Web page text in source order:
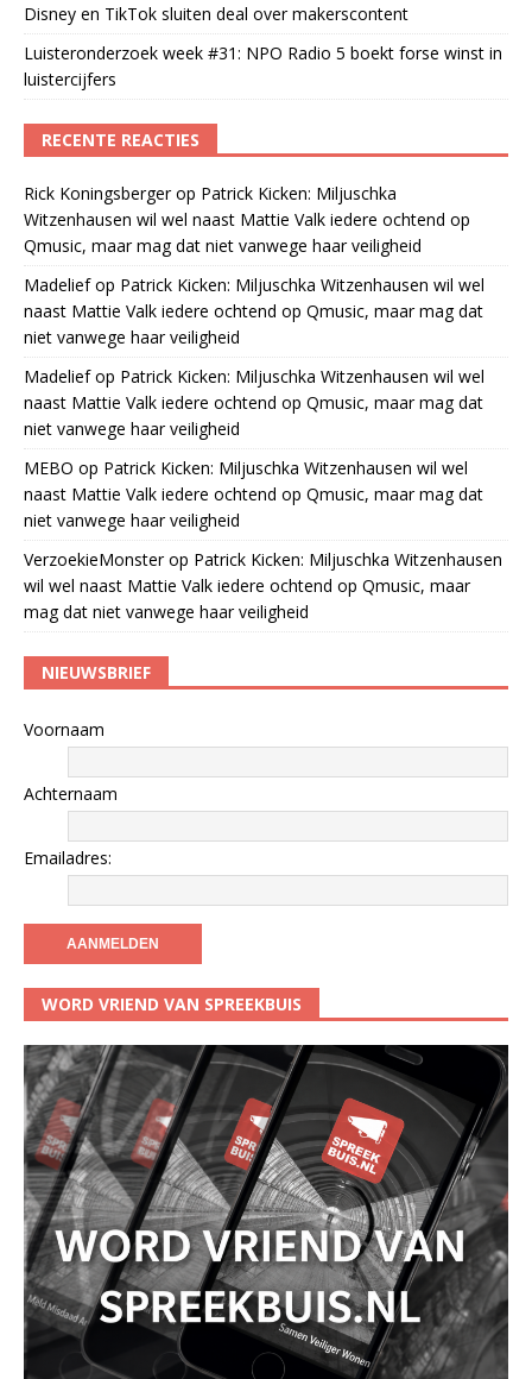
Disney en TikTok sluiten deal over makerscontent
Luisteronderzoek week #31: NPO Radio 5 boekt forse winst in
luistercijfers
RECENTE REACTIES
Rick Koningsbergerop Patrick Kicken: Miljuschka
Witzenhausen wil wel naast Mattie Valk iedere ochtend op
Qmusic, maar mag dat niet vanwege haar veiligheid
Madeliefop Patrick Kicken: Miljuschka Witzenhausen wil wel
naast Mattie Valk iedere ochtend op Qmusic, maar mag dat
niet vanwege haar veiligheid
Madeliefop Patrick Kicken: Miljuschka Witzenhausen wil wel
naast Mattie Valk iedere ochtend op Qmusic, maar mag dat
niet vanwege haar veiligheid
MEBO op Patrick Kicken: Miljuschka Witzenhausen wil wel
naast Mattie Valk iedere ochtend op Qmusic, maar mag dat
niet vanwege haar veiligheid
VerzoekieMonsterop Patrick Kicken: Miljuschka Witzenhausen
wil wel naast Mattie Valk iedere ochtend op Qmusic, maar
mag dat niet vanwege haar veiligheid
NIEUWSBRIEF
Voornaam
Achternaam
Emailadres:
WORD VRIEND VAN SPREEKBUIS